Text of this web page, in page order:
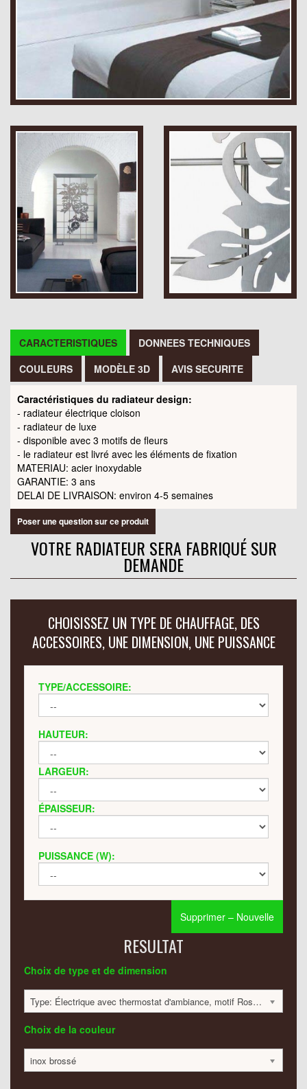
CARACTERISTIQUES
DONNEES TECHNIQUES
COULEURS
MODÈLE 3D AVIS SECURITE
Caractéristiques du radiateur design:
- radiateur électrique cloison
- radiateur de luxe
- disponible avec 3 motifs de fleurs
- le radiateur est livré avec les éléments de fixation
MATERIAU: acier inoxydable
GARANTIE: 3 ans
DELAI DE LIVRAISON: environ 4-5 semaines
Poser une question sur ce produit
VOTRE RADIATEUR SERA FABRIQUÉ SUR
DEMANDE
CHOISISSEZ UN TYPE DE CHAUFFAGE, DES
ACCESSOIRES, UNE DIMENSION, UNE PUISSANCE
TYPE/ACCESSOIRE:
HAUTEUR:
LARGEUR:
ÉPAISSEUR:
PUISSANCE (W):
Supprimer – Nouvelle
RESULTAT
Choix de type et de dimension
Type: Électrique avec thermostat d'ambiance, motif Rose; Dimension: 1900x1200x40 mm; 480 Watt:; 5359 €
Choix de la couleur
inox brossé